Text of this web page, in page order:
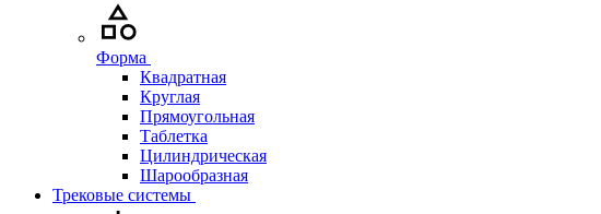
Форма
Квадратная
Круглая
Прямоугольная
Таблетка
Цилиндрическая
Шарообразная
Трековые системы